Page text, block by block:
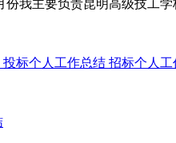
份我主要负责昆明高级技工
投标个人工作总结 招标个人工